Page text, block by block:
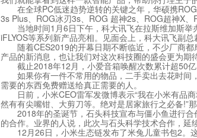
在全球PC低迷趋势逆转的关键之年，华硕携ROG
3s Plus、ROG冰刃3s、ROG 超神2s、ROG超神X
当地时间1月6日下午，科大讯飞在拉斯维加斯举
iFLYOS等系列新产品亮相。见面会上，科大讯飞副
随着CES2019的开幕日期不断临近，不少厂商都
产品的新消息，也让我们对这次科技圈的盛会更为期待
截止2018年12月，小爱音箱唤醒次数累计超50亿
如果你有一件不常用的物品，二手卖出去花时间
需要的东西免费赠送给真正需要的人。
日前，小米CEO雷军发微博表示“我在小米有品商
然有有尖嘴钳、大剪刀等。绝对是居家旅行之必备!”
2018年的圣诞节，石头科技宣布与僵小鱼进行合
的合作。业界的人说，此次与石头科学技术合作，
12月26日，小米生态链发布了米兔儿童书包2。这